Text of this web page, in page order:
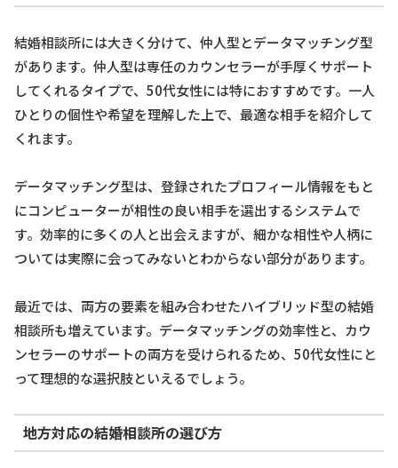
結婚相談所には大きく分けて、仲人型とデータマッチング型
があります。仲人型は専任のカウンセラーが手厚くサポート
してくれるタイプで、50代女性には特におすすめです。一人
ひとりの個性や希望を理解した上で、最適な相手を紹介して
くれます。
データマッチング型は、登録されたプロフィール情報をもと
にコンピューターが相性の良い相手を選出するシステムで
す。効率的に多くの人と出会えますが、細かな相性や人柄に
ついては実際に会ってみないとわからない部分があります。
最近では、両方の要素を組み合わせたハイブリッド型の結婚
相談所も増えています。データマッチングの効率性と、カウ
ンセラーのサポートの両方を受けられるため、50代女性にと
って理想的な選択肢といえるでしょう。
地方対応の結婚相談所の選び方